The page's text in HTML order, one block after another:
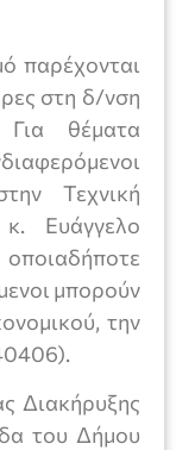
παρέχονται
στη δ/νση
Για θέματα
Τεχνική
Ευάγγελο
μπορούν
την
Διακήρυξης
του Δήμου